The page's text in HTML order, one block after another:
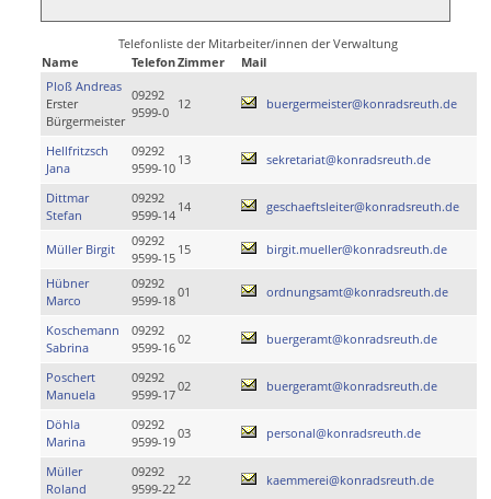
Telefonliste der Mitarbeiter/innen der Verwaltung
Name
TelefonZimmer
Mail
Ploß Andreas
Erster
Bürgermeister
09292
9599-0
12 buergermeister@konradsreuth.de
Hellfritzsch
Jana
09292
9599-10
13 sekretariat@konradsreuth.de
Dittmar
Stefan
09292
9599-14
14 geschaeftsleiter@konradsreuth.de
Müller Birgit
09292
9599-15
15 birgit.mueller@konradsreuth.de
Hübner
Marco
09292
9599-18
01 ordnungsamt@konradsreuth.de
Koschemann
Sabrina
09292
9599-16
02 buergeramt@konradsreuth.de
Poschert
Manuela
09292
9599-17
02 buergeramt@konradsreuth.de
Döhla
Marina
09292
9599-19
03 personal@konradsreuth.de
Müller
Roland
09292
9599-22
22 kaemmerei@konradsreuth.de